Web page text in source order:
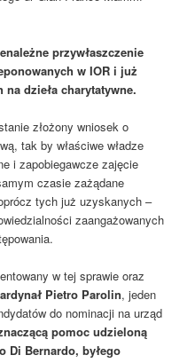
przywłaszczenie
w IOR i już
dzieła charytatywne.
złożony wniosek o
tak by właściwe władze
i zapobiegawcze zajęcie
czasie zażądane
tych już uzyskanych –
zaangażowanych
w tej sprawie oraz
Pietro Parolin, jeden
do nominacji na urząd
pomoc udzieloną
Di Bernardo, byłego